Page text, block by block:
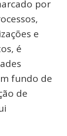
por
e
é
fundo de
de